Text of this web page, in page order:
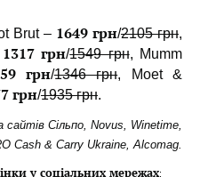
Brut – 1649 грн/2105 грн,
1317 грн/1549 грн, Mumm
грн/1346 грн, Moet &
грн/1935 грн.
Сільпо, Novus, Winetime,
Cash & Carry Ukraine, Alcomag.
у соціальних мережах: